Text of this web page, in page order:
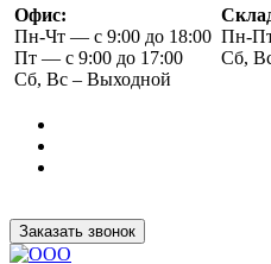
Офис:
Пн-Чт — с 9:00 до 18:00
Пт — с 9:00 до 17:00
Сб, Вс – Выходной
Пн-
Сб,
Заказать звонок